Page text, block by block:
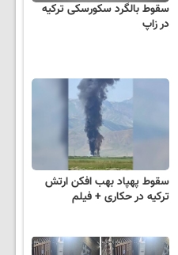
سقوط بالگرد سکورسکی ترکیه
در زاپ
سقوط پهپاد بهب افکن ارتش
ترکیه در حکاری + فیلم